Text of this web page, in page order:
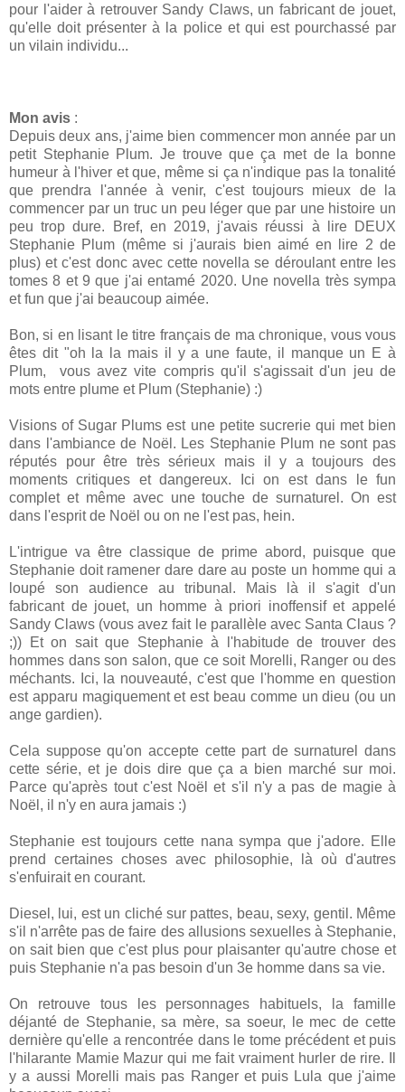
pour l'aider à retrouver Sandy Claws, un fabricant de jouet,
qu'elle doit présenter à la police et qui est pourchassé par
un vilain individu...
Mon avis :
Depuis deux ans, j'aime bien commencer mon année par un
petit Stephanie Plum. Je trouve que ça met de la bonne
humeur à l'hiver et que, même si ça n'indique pas la tonalité
que prendra l'année à venir, c'est toujours mieux de la
commencer par un truc un peu léger que par une histoire un
peu trop dure. Bref, en 2019, j'avais réussi à lire DEUX
Stephanie Plum (même si j'aurais bien aimé en lire 2 de
plus) et c'est donc avec cette novella se déroulant entre les
tomes 8 et 9 que j'ai entamé 2020. Une novella très sympa
et fun que j'ai beaucoup aimée.
Bon, si en lisant le titre français de ma chronique, vous vous
êtes dit "oh la la mais il y a une faute, il manque un E à
Plum, vous avez vite compris qu'il s'agissait d'un jeu de
mots entre plume et Plum (Stephanie) :)
Visions of Sugar Plums est une petite sucrerie qui met bien
dans l'ambiance de Noël. Les Stephanie Plum ne sont pas
réputés pour être très sérieux mais il y a toujours des
moments critiques et dangereux. Ici on est dans le fun
complet et même avec une touche de surnaturel. On est
dans l'esprit de Noël ou on ne l'est pas, hein.
L'intrigue va être classique de prime abord, puisque que
Stephanie doit ramener dare dare au poste un homme qui a
loupé son audience au tribunal. Mais là il s'agit d'un
fabricant de jouet, un homme à priori inoffensif et appelé
Sandy Claws (vous avez fait le parallèle avec Santa Claus ?
;)) Et on sait que Stephanie à l'habitude de trouver des
hommes dans son salon, que ce soit Morelli, Ranger ou des
méchants. Ici, la nouveauté, c'est que l'homme en question
est apparu magiquement et est beau comme un dieu (ou un
ange gardien).
Cela suppose qu'on accepte cette part de surnaturel dans
cette série, et je dois dire que ça a bien marché sur moi.
Parce qu'après tout c'est Noël et s'il n'y a pas de magie à
Noël, il n'y en aura jamais :)
Stephanie est toujours cette nana sympa que j'adore. Elle
prend certaines choses avec philosophie, là où d'autres
s'enfuirait en courant.
Diesel, lui, est un cliché sur pattes, beau, sexy, gentil. Même
s'il n'arrête pas de faire des allusions sexuelles à Stephanie,
on sait bien que c'est plus pour plaisanter qu'autre chose et
puis Stephanie n'a pas besoin d'un 3e homme dans sa vie.
On retrouve tous les personnages habituels, la famille
déjanté de Stephanie, sa mère, sa soeur, le mec de cette
dernière qu'elle a rencontrée dans le tome précédent et puis
l'hilarante Mamie Mazur qui me fait vraiment hurler de rire. Il
y a aussi Morelli mais pas Ranger et puis Lula que j'aime